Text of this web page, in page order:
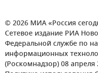
© 2026 МИА «Россия
Сетевое издание РИА
Федеральной службе по
информационных
(Роскомнадзор) 08 апреля